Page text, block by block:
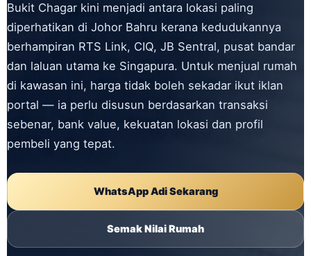
Bukit Chagar kini menjadi antara lokasi paling
diperhatikan di Johor Bahru kerana kedudukannya
berhampiran RTS Link, CIQ, JB Sentral, pusat bandar
dan laluan utama ke Singapura. Untuk menjual rumah
di kawasan ini, harga tidak boleh sekadar ikut iklan
portal — ia perlu disusun berdasarkan transaksi
sebenar, bank value, kekuatan lokasi dan profil
pembeli yang tepat.
WhatsApp Adi Sekarang
Semak Nilai Rumah